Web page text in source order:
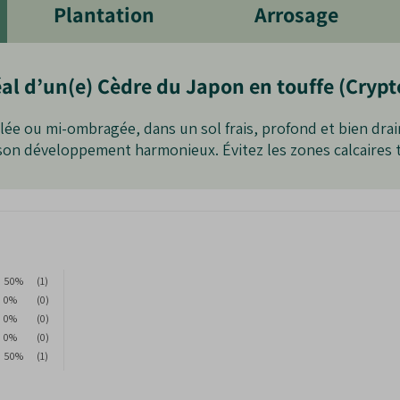
ajoutent une dimension supplémentaire à l’esthétique de
et élégante.
négatives.
siècles.
adulte.
Plantation Arrosage
d’un(e) Cèdre du Japon en touffe
ou mi-ombragée, dans un sol frais, profond et bien
développement harmonieux. Évitez les zones calcaires
50%
(1)
0%
(0)
0%
(0)
0%
(0)
50%
(1)